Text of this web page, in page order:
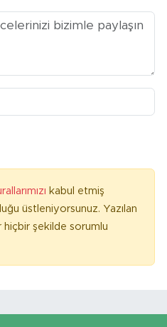
kabul etmiş
üstleniyorsunuz. Yazılan
şekilde sorumlu